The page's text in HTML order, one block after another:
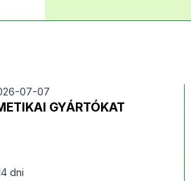
07-07
GYÁRTÓKAT
dni